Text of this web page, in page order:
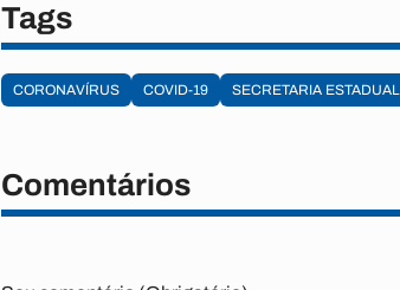
Tags
CORONAVÍRUS COVID-19 SECRETARIA
Comentários